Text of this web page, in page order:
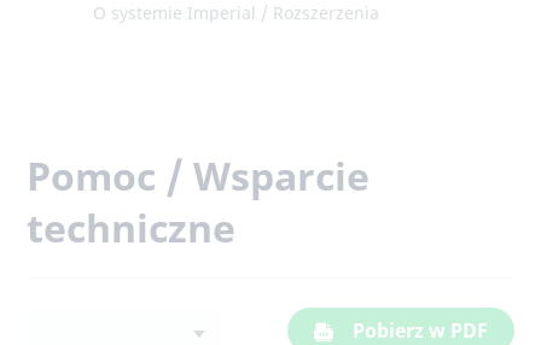
O systemie Imperial / Rozszerzenia
Pomoc / Wsparcie
techniczne
Pobierz w PDF